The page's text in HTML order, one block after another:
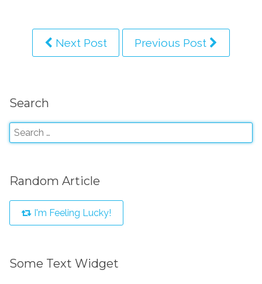
Next Post Previous Post
Search
Random Article
I'm Feeling Lucky!
Some Text Widget